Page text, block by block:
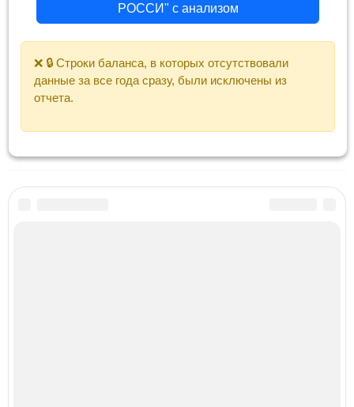
РОССИ" с анализом
❌ 🔒 Строки баланса, в которых отсутствовали
данные за все года сразу, были исключены из
отчета.